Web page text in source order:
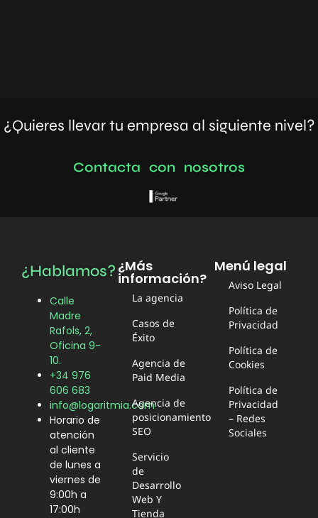
¿Quieres llevar tu empresa al siguiente nivel?
Contacta con nosotros
¿Hablamos?
Calle
Madre
Rafols, 2,
Oficina 9-
10.
+34 976
606 683
info@logaritmia.com
Horario de
atención
al cliente
de lunes a
viernes de
9:00h a
17:00h
¿Más
información?
La agencia
Casos de
Éxito
Agencia de
Paid Media
Agencia de
posicionamiento
SEO
Servicio
de
Desarrollo
Web Y
Tienda
Menú legal
Aviso Legal
Política de
Privacidad
Política de
Cookies
Política de
Privacidad
– Redes
Sociales